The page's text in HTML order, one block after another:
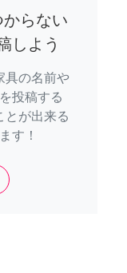
らない
しよう
具の名前や
投稿する
とが出来る
す！